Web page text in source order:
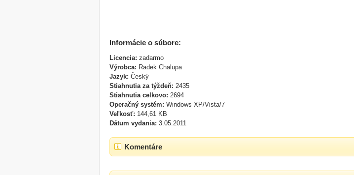
Informácie o súbore:
Licencia: zadarmo
Výrobca: Radek Chalupa
Jazyk: Český
Stiahnutia za týždeň: 2435
Stiahnutia celkovo: 2694
Operačný systém: Windows XP/Vista/7
Veľkosť: 144,61 KB
Dátum vydania: 3.05.2011
Komentáre